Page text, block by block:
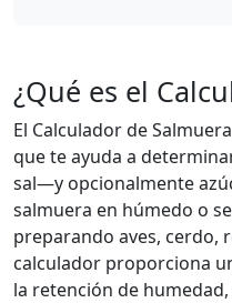
¿Qué es el
El Calculador de
que te ayuda a
sal—y opcionalmente
salmuera en húmedo o
preparando aves, cerdo,
calculador proporciona
la retención de